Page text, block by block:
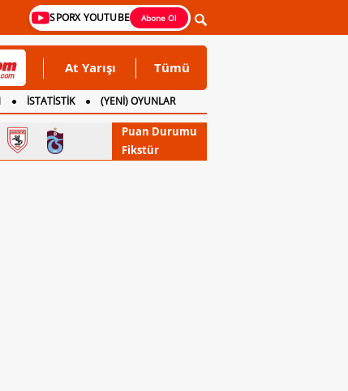
SPORX YOUTUBE Abone Ol
At Yarışı Tümü
İSTATİSTİK
(YENİ) OYUNLAR
Puan Durumu
Fikstür